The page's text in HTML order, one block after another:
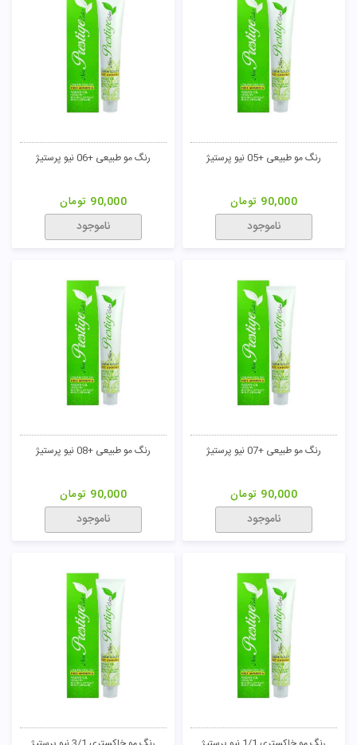
رنگ مو طبیعی +05 نیو پرستیژ
90,000 تومان
ناموجود
رنگ مو طبیعی +06 نیو پرستیژ
90,000 تومان
ناموجود
رنگ مو طبیعی +07 نیو پرستیژ
90,000 تومان
ناموجود
رنگ مو طبیعی +08 نیو پرستیژ
90,000 تومان
ناموجود